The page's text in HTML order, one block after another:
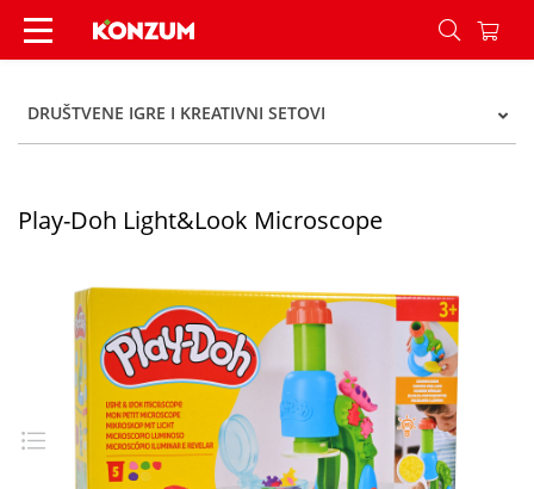
Play-Doh Light&Look Microscope - Konzum
DRUŠTVENE IGRE I KREATIVNI SETOVI
Play-Doh Light&Look Microscope